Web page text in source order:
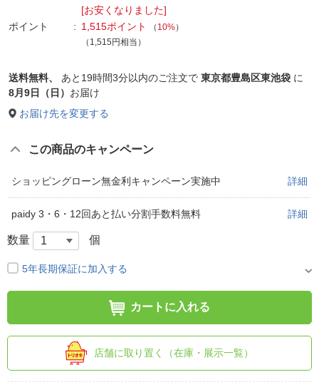
[お安くなりました]
ポイント
1,515ポイント （ 10%）
（1,515円相当）
送料無料、 あと 19時間3分以内のご注文で 東京都豊島区東池袋 に
8月9日（日） お届け
お届け先を変更する
この商品のキャンペーン
ショッピングローン無金利キャンペーン実施中 詳細
paidy 3・6・12回あと払い分割手数料無料 詳細
数量 個
5年長期保証に加入する
カートに入れる
店舗に取り置く（在庫・展示一覧）